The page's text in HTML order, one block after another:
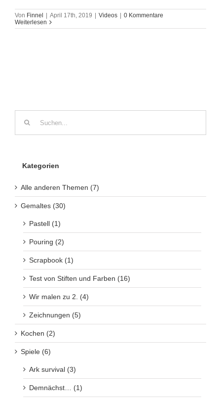
Von Finnel April 17th, 2019 Videos
0 Kommentare
Weiterlesen
nach:
Kategorien
Alle anderen Themen (7)
Gemaltes (30)
Pastell (1)
Pouring (2)
Scrapbook (1)
Test von Stiften und Farben (16)
Wir malen zu 2. (4)
Zeichnungen (5)
Kochen (2)
Spiele (6)
Ark survival (3)
Demnächst… (1)